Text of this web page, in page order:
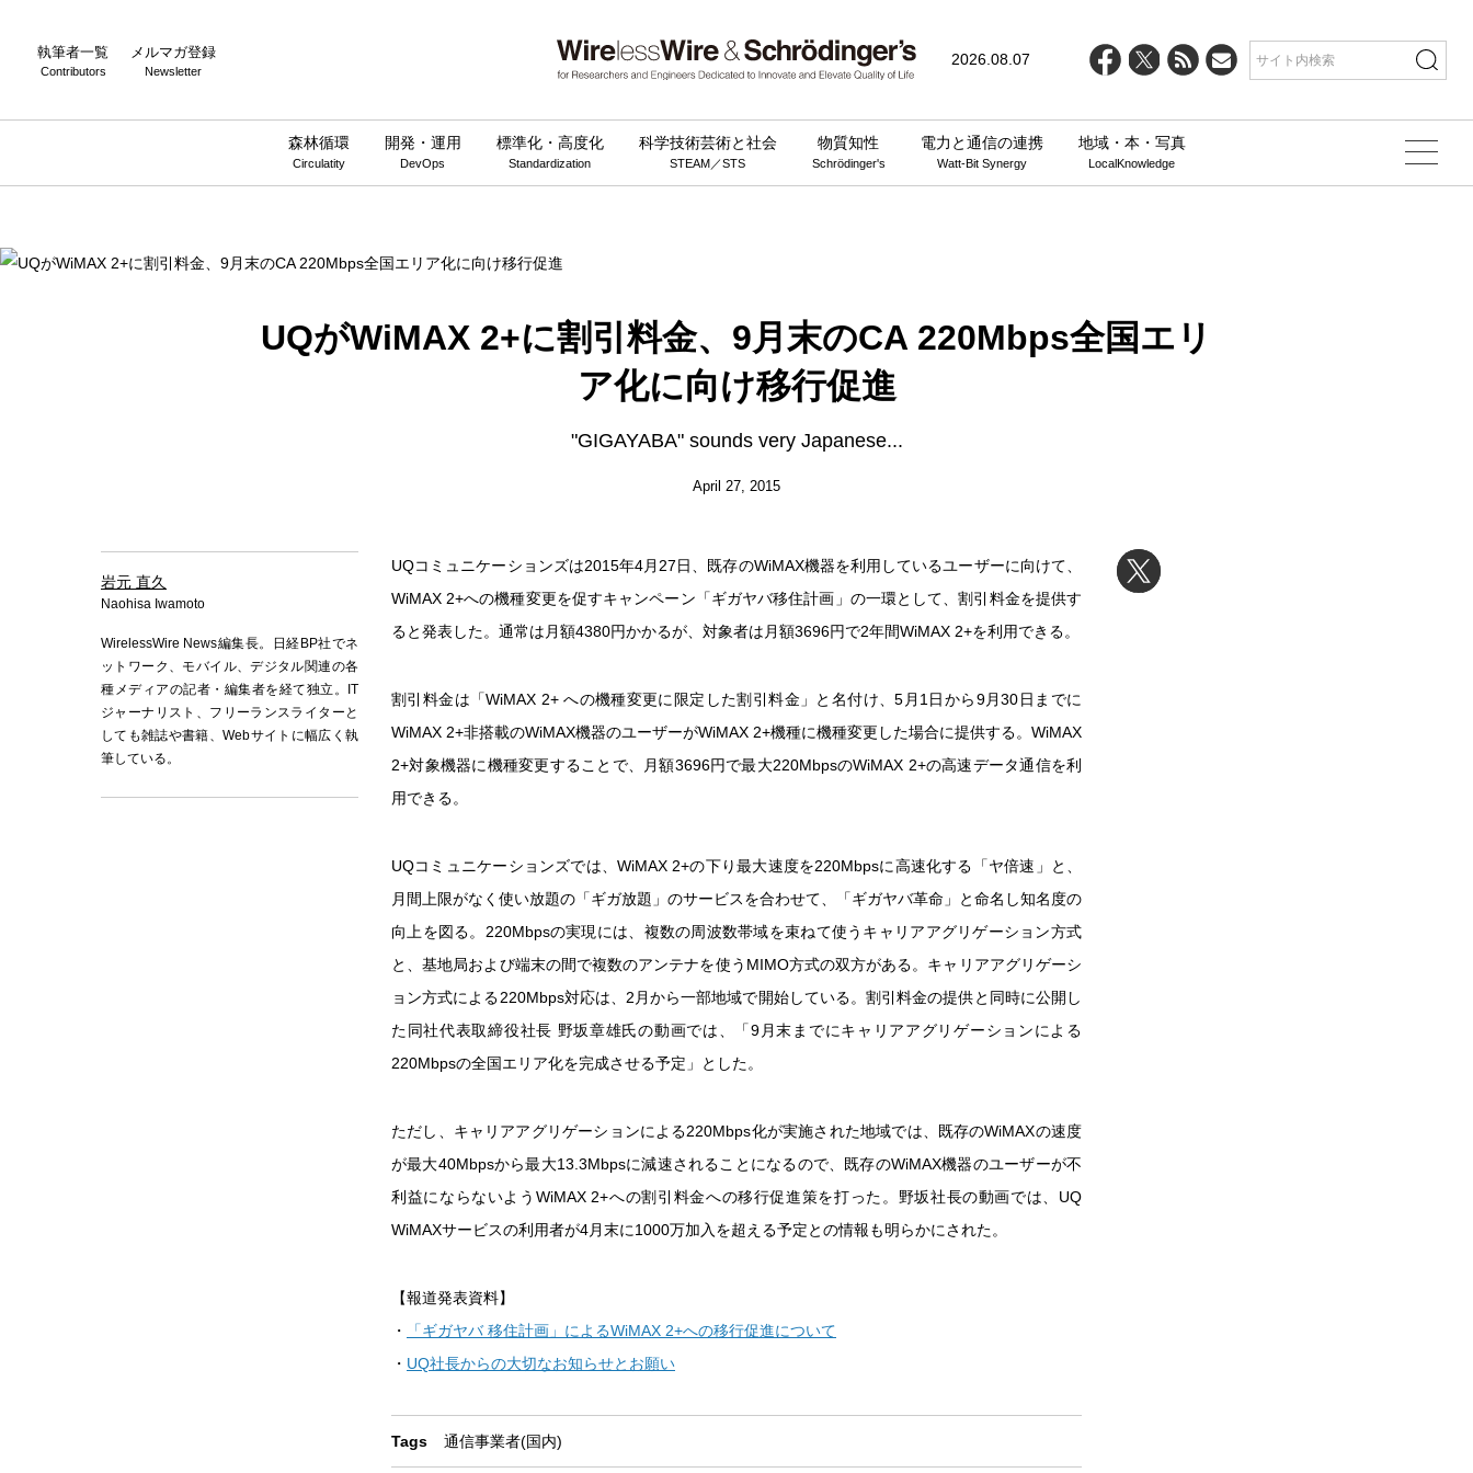
執筆者一覧
Contributors
メルマガ登録
Newsletter
2026.08.07
森林循環
Circulatity
開発・運用
DevOps
標準化・高度化
Standardization
科学技術芸術と社会
STEAM／STS
物質知性
Schrödinger's
電力と通信の連携
Watt-Bit Synergy
地域・本・写真
LocalKnowledge
Warning: Undefined array key 0 in /home/wwnstyle/wirelesswire.jp/public_html/wp-content/themes/wirelesswire_v3/functions.php
UQがWiMAX 2+に割引料金、9月末のCA 220Mbps全国エリ
ア化に向け移行促進
"GIGAYABA" sounds very Japanese...
April 27, 2015
岩元 直久
Naohisa Iwamoto
WirelessWire News編集長。日経BP社でネ
ットワーク、モバイル、デジタル関連の各
種メディアの記者・編集者を経て独立。IT
ジャーナリスト、フリーランスライターと
しても雑誌や書籍、Webサイトに幅広く執
筆している。
UQコミュニケーションズは2015年4月27日、既存のWiMAX機器を利用しているユーザーに向けて、
WiMAX 2+への機種変更を促すキャンペーン「ギガヤバ移住計画」の一環として、割引料金を提供す
ると発表した。通常は月額4380円かかるが、対象者は月額3696円で2年間WiMAX 2+を利用できる。
割引料金は「WiMAX 2+ への機種変更に限定した割引料金」と名付け、5月1日から9月30日までに
WiMAX 2+非搭載のWiMAX機器のユーザーがWiMAX 2+機種に機種変更した場合に提供する。WiMAX
2+対象機器に機種変更することで、月額3696円で最大220MbpsのWiMAX 2+の高速データ通信を利
用できる。
UQコミュニケーションズでは、WiMAX 2+の下り最大速度を220Mbpsに高速化する「ヤ倍速」と、
月間上限がなく使い放題の「ギガ放題」のサービスを合わせて、「ギガヤバ革命」と命名し知名度の
向上を図る。220Mbpsの実現には、複数の周波数帯域を束ねて使うキャリアアグリゲーション方式
と、基地局および端末の間で複数のアンテナを使うMIMO方式の双方がある。キャリアアグリゲーシ
ョン方式による220Mbps対応は、2月から一部地域で開始している。割引料金の提供と同時に公開し
た同社代表取締役社長 野坂章雄氏の動画では、「9月末までにキャリアアグリゲーションによる
220Mbpsの全国エリア化を完成させる予定」とした。
ただし、キャリアアグリゲーションによる220Mbps化が実施された地域では、既存のWiMAXの速度
が最大40Mbpsから最大13.3Mbpsに減速されることになるので、既存のWiMAX機器のユーザーが不
利益にならないようWiMAX 2+への割引料金への移行促進策を打った。野坂社長の動画では、UQ
WiMAXサービスの利用者が4月末に1000万加入を超える予定との情報も明らかにされた。
【報道発表資料】
・
「ギガヤバ 移住計画」によるWiMAX 2+への移行促進について
・ UQ社長からの大切なお知らせとお願い
Tags 通信事業者(国内)